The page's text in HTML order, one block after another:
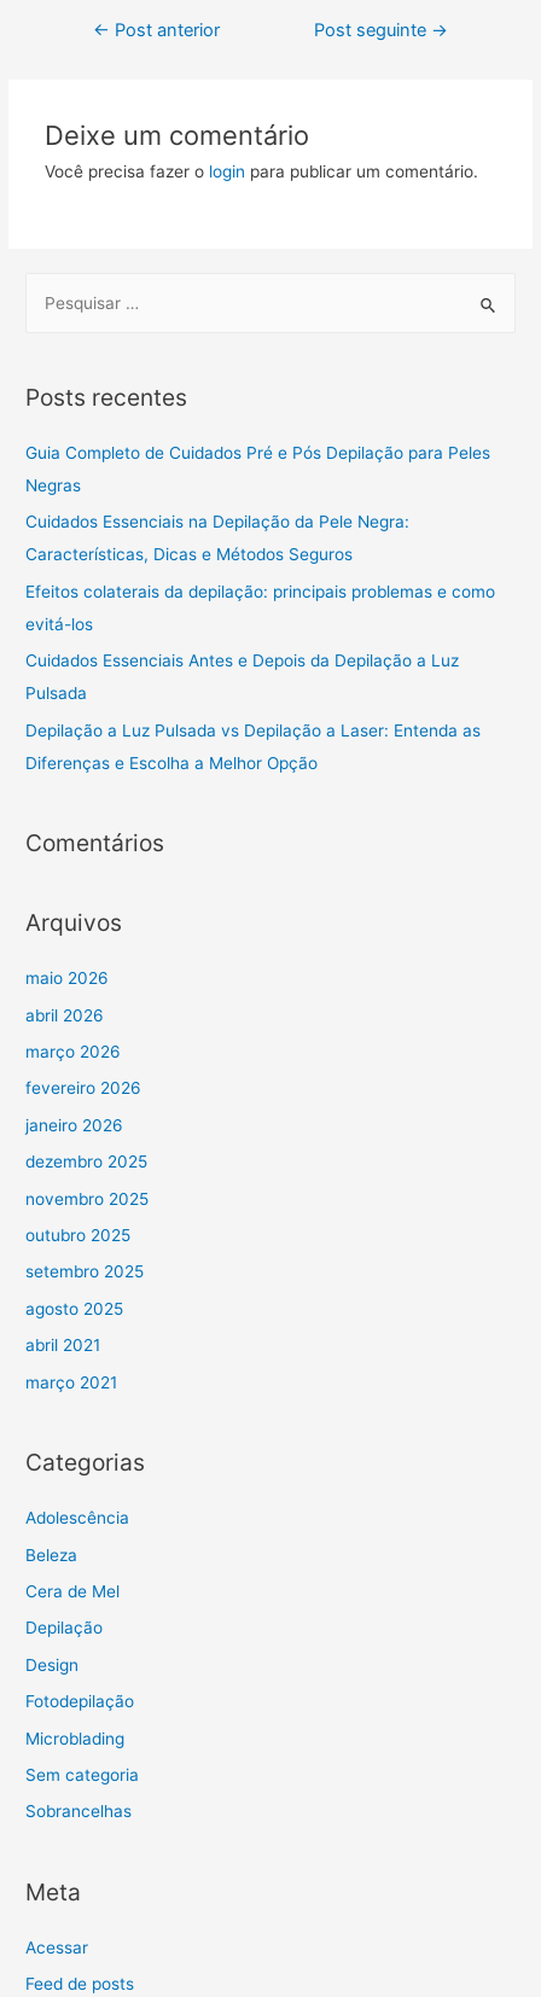
Navegação
← Post anterior Post seguinte →
Deixe um comentário
Você precisa fazer o login para publicar um comentário.
r
h
f
o
r
:
Posts recentes
Guia Completo de Cuidados Pré e Pós Depilação para Peles
Negras
Cuidados Essenciais na Depilação da Pele Negra:
Características, Dicas e Métodos Seguros
Efeitos colaterais da depilação: principais problemas e como
evitá-los
Cuidados Essenciais Antes e Depois da Depilação a Luz
Pulsada
Depilação a Luz Pulsada vs Depilação a Laser: Entenda as
Diferenças e Escolha a Melhor Opção
Comentários
Arquivos
maio 2026
abril 2026
março 2026
fevereiro 2026
janeiro 2026
dezembro 2025
novembro 2025
outubro 2025
setembro 2025
agosto 2025
abril 2021
março 2021
Categorias
Adolescência
Beleza
Cera de Mel
Depilação
Design
Fotodepilação
Microblading
Sem categoria
Sobrancelhas
Meta
Acessar
Feed de posts